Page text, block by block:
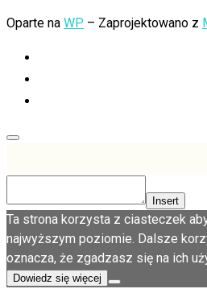
Oparte na WP – Zaprojektowano z
Insert
Ta strona korzysta z ciasteczek
najwyższym poziomie. Dalsze
oznacza, że zgadzasz się na ich
Dowiedz się więcej